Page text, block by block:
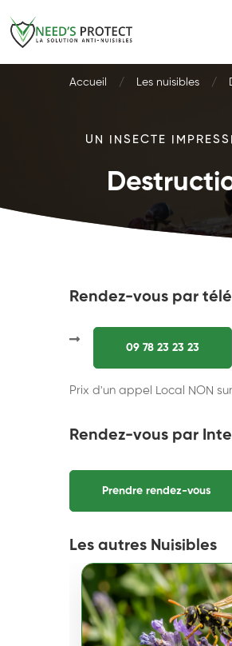
Accueil Les nuisibles
UN INSECTE
Rendez-vous par
09 78 23 23 23
Prix d'un appel Local NON
Rendez-vous par
Prendre rendez-vous
Les autres Nuisibles